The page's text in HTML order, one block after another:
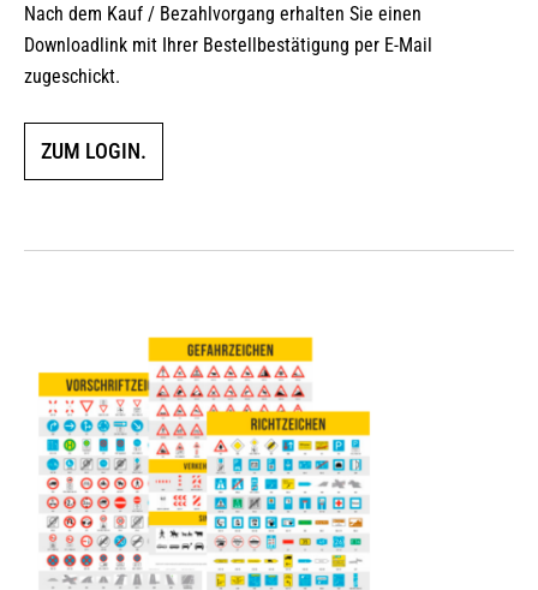
Nach dem Kauf / Bezahlvorgang erhalten Sie einen
Downloadlink mit Ihrer Bestellbestätigung per E-Mail
zugeschickt.
ZUM LOGIN.